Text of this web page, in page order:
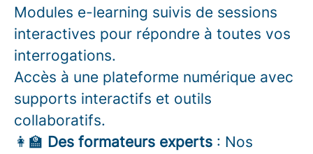
Modules e-learning suivis de sessions
interactives pour répondre à toutes vos
interrogations.
Accès à une plateforme numérique avec
supports interactifs et outils
collaboratifs.
👩‍🏫 Des formateurs experts : Nos